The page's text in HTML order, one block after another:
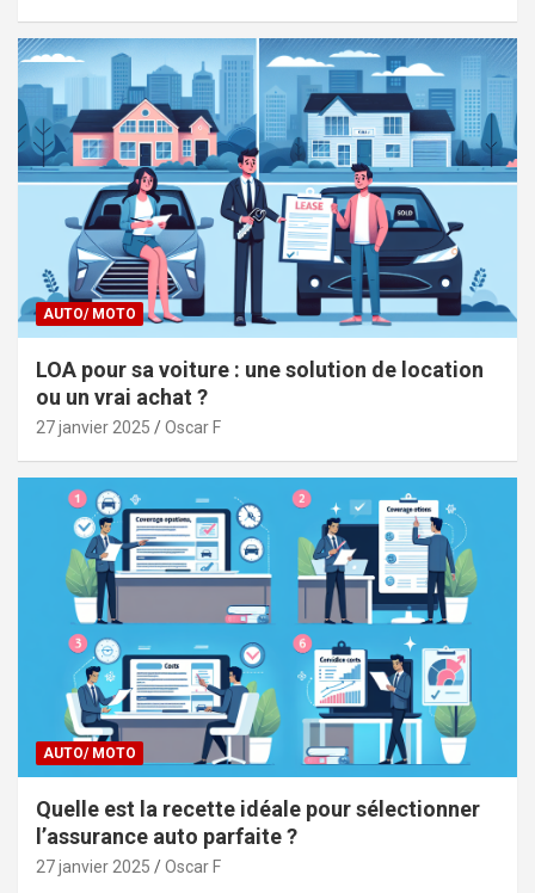
AUTO/ MOTO
LOA pour sa voiture : une solution de location
ou un vrai achat ?
27 janvier 2025 Oscar F
AUTO/ MOTO
Quelle est la recette idéale pour sélectionner
l’assurance auto parfaite ?
27 janvier 2025 Oscar F